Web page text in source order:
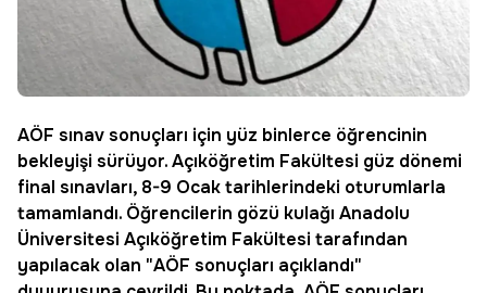
AÖF sınav sonuçları için yüz binlerce öğrencinin
bekleyişi sürüyor. Açıköğretim Fakültesi güz dönemi
final sınavları, 8-9 Ocak tarihlerindeki oturumlarla
tamamlandı. Öğrencilerin gözü kulağı Anadolu
Üniversitesi Açıköğretim Fakültesi tarafından
yapılacak olan "AÖF sonuçları açıklandı"